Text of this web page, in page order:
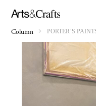
Column PORTER’S